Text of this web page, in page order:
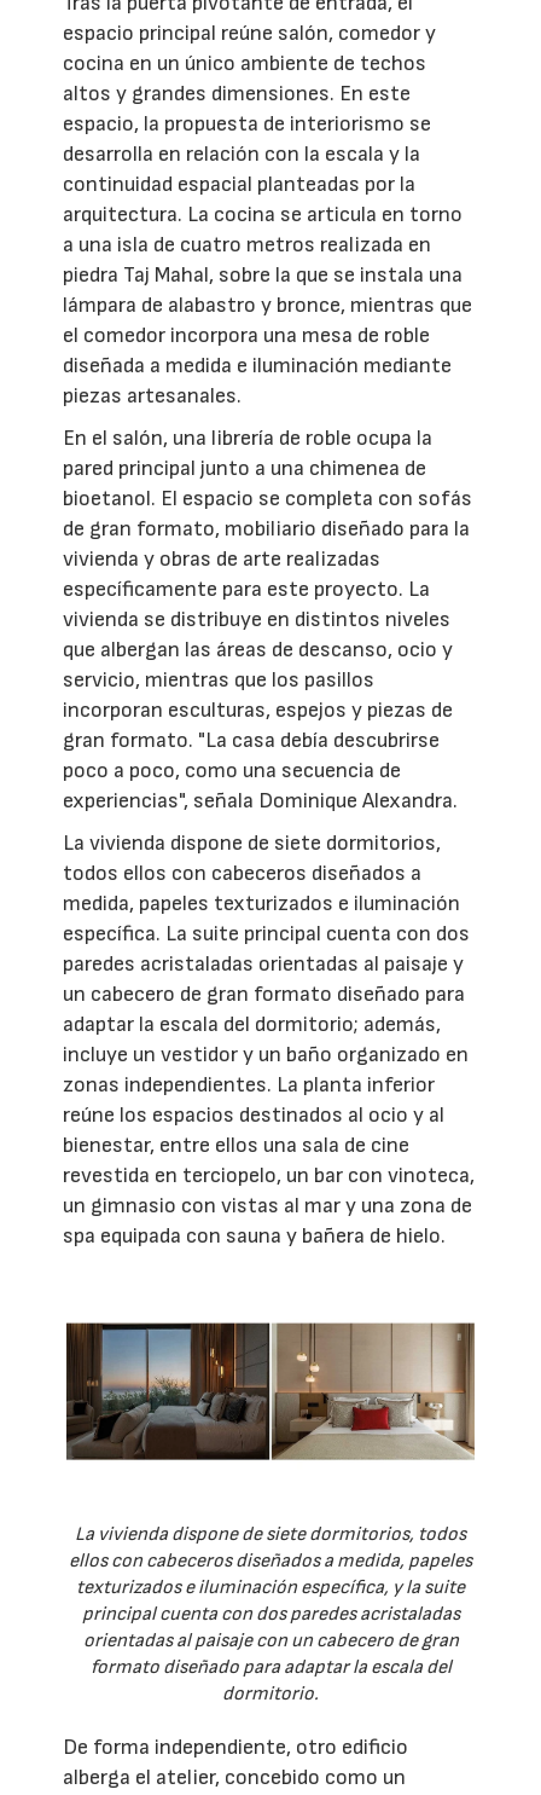
espacio principal reúne salón, comedor y
cocina en un único ambiente de techos
altos y grandes dimensiones. En este
espacio, la propuesta de interiorismo se
desarrolla en relación con la escala y la
continuidad espacial planteadas por la
arquitectura. La cocina se articula en torno
a una isla de cuatro metros realizada en
piedra Taj Mahal, sobre la que se instala una
lámpara de alabastro y bronce, mientras que
el comedor incorpora una mesa de roble
diseñada a medida e iluminación mediante
piezas artesanales.
En el salón, una librería de roble ocupa la
pared principal junto a una chimenea de
bioetanol. El espacio se completa con sofás
de gran formato, mobiliario diseñado para la
vivienda y obras de arte realizadas
específicamente para este proyecto. La
vivienda se distribuye en distintos niveles
que albergan las áreas de descanso, ocio y
servicio, mientras que los pasillos
incorporan esculturas, espejos y piezas de
gran formato. "La casa debía descubrirse
poco a poco, como una secuencia de
experiencias", señala Dominique Alexandra.
La vivienda dispone de siete dormitorios,
todos ellos con cabeceros diseñados a
medida, papeles texturizados e iluminación
específica. La suite principal cuenta con dos
paredes acristaladas orientadas al paisaje y
un cabecero de gran formato diseñado para
adaptar la escala del dormitorio; además,
incluye un vestidor y un baño organizado en
zonas independientes. La planta inferior
reúne los espacios destinados al ocio y al
bienestar, entre ellos una sala de cine
revestida en terciopelo, un bar con vinoteca,
un gimnasio con vistas al mar y una zona de
spa equipada con sauna y bañera de hielo.
La vivienda dispone de siete dormitorios, todos
ellos con cabeceros diseñados a medida, papeles
texturizados e iluminación específica, y la suite
principal cuenta con dos paredes acristaladas
orientadas al paisaje con un cabecero de gran
formato diseñado para adaptar la escala del
dormitorio.
De forma independiente, otro edificio
alberga el atelier, concebido como un